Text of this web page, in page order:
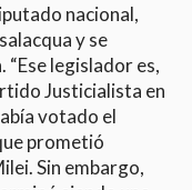
nacional,
y se
legislador es,
Justicialista en
votado el
prometió
Sin embargo,